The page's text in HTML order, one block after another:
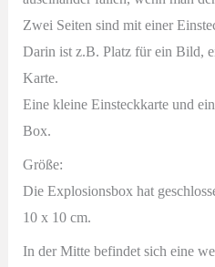
Zwei Seiten sind mit einer
Darin ist z.B. Platz für ein Bild,
Karte.
Eine kleine Einsteckkarte und
Box.
Größe:
Die Explosionsbox hat
10 x 10 cm.
In der Mitte befindet sich eine